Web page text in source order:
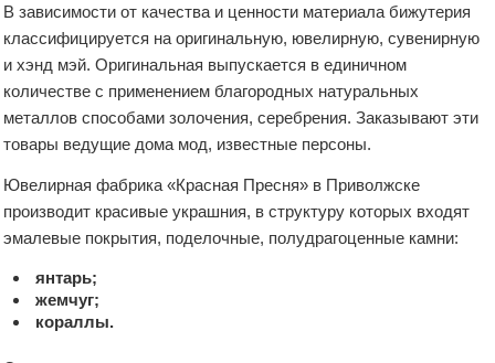
В зависимости от качества и ценности материала бижутерия
классифицируется на оригинальную, ювелирную, сувенирную
и хэнд мэй. Оригинальная выпускается в единичном
количестве с применением благородных натуральных
металлов способами золочения, серебрения. Заказывают эти
товары ведущие дома мод, известные персоны.
Ювелирная фабрика «Красная Пресня» в Приволжске
производит красивые украшния, в структуру которых входят
эмалевые покрытия, поделочные, полудрагоценные камни:
янтарь;
жемчуг;
кораллы.